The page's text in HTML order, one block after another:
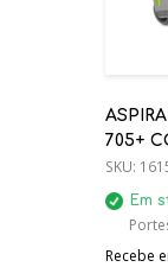
705+
-
SKU:
Em
Recebe